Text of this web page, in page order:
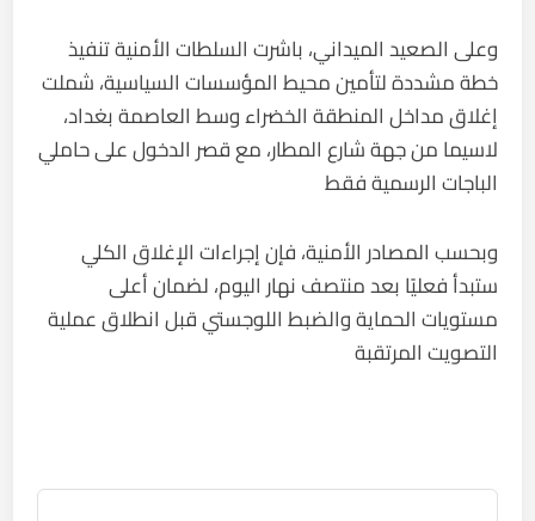
وعلى الصعيد الميداني، باشرت السلطات الأمنية تنفيذ
خطة مشددة لتأمين محيط المؤسسات السياسية، شملت
إغلاق مداخل المنطقة الخضراء وسط العاصمة بغداد،
لاسيما من جهة شارع المطار، مع قصر الدخول على حاملي
الباجات الرسمية فقط
وبحسب المصادر الأمنية، فإن إجراءات الإغلاق الكلي
ستبدأ فعليًا بعد منتصف نهار اليوم، لضمان أعلى
مستويات الحماية والضبط اللوجستي قبل انطلاق عملية
التصويت المرتقبة